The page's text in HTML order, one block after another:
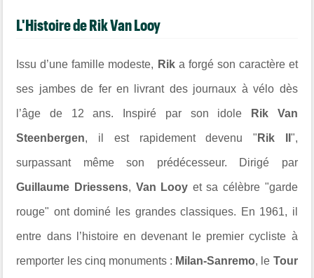
L'Histoire de Rik Van Looy
Issu d’une famille modeste, Rik a forgé son caractère et
ses jambes de fer en livrant des journaux à vélo dès
l’âge de 12 ans. Inspiré par son idole Rik Van
Steenbergen, il est rapidement devenu " Rik II ",
surpassant même son prédécesseur. Dirigé par
Guillaume Driessens, Van Looy et sa célèbre "garde
rouge" ont dominé les grandes classiques. En 1961, il
entre dans l’histoire en devenant le premier cycliste à
remporter les cinq monuments : Milan-Sanremo, le Tour